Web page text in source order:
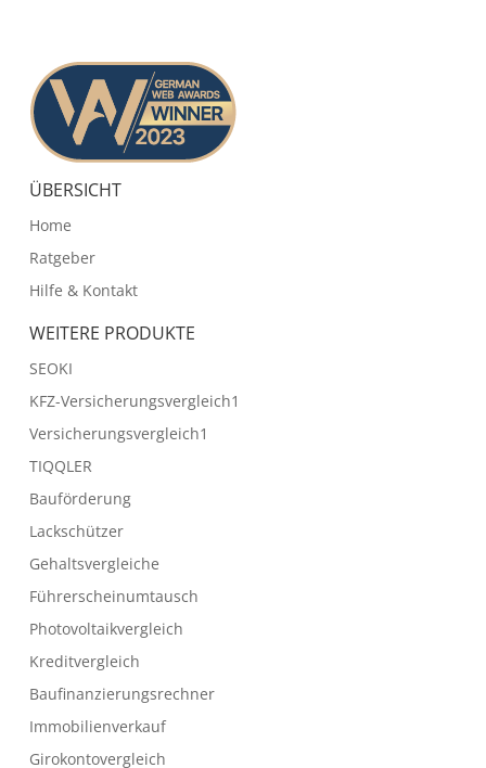
ÜBERSICHT
Home
Ratgeber
Hilfe & Kontakt
WEITERE PRODUKTE
SEOKI
KFZ-Versicherungsvergleich1
Versicherungsvergleich1
TIQQLER
Bauförderung
Lackschützer
Gehaltsvergleiche
Führerscheinumtausch
Photovoltaikvergleich
Kreditvergleich
Baufinanzierungsrechner
Immobilienverkauf
Girokontovergleich